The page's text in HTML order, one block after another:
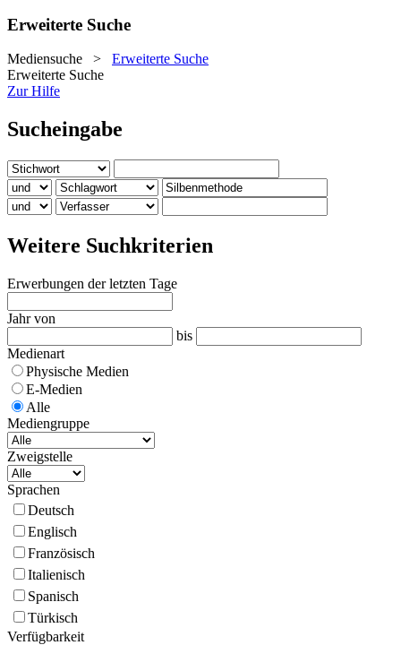
Erweiterte Suche
Mediensuche > Erweiterte Suche
Erweiterte Suche
Zur Hilfe
Sucheingabe
Weitere Suchkriterien
Erwerbungen der letzten Tage
Jahr von
bis
Medienart
Physische Medien
E-Medien
Alle
Mediengruppe
Zweigstelle
Sprachen
Deutsch
Englisch
Französisch
Italienisch
Spanisch
Türkisch
Verfügbarkeit